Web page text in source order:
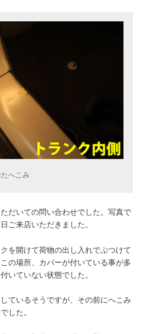
へこみ
だいての問い合わせでした。写真で
ご来店いただきました。
を開けて荷物の出し入れでぶつけて
の場所、カバーが付いている事が多
いていない状態でした。
ているそうですが、その前にへこみ
した。